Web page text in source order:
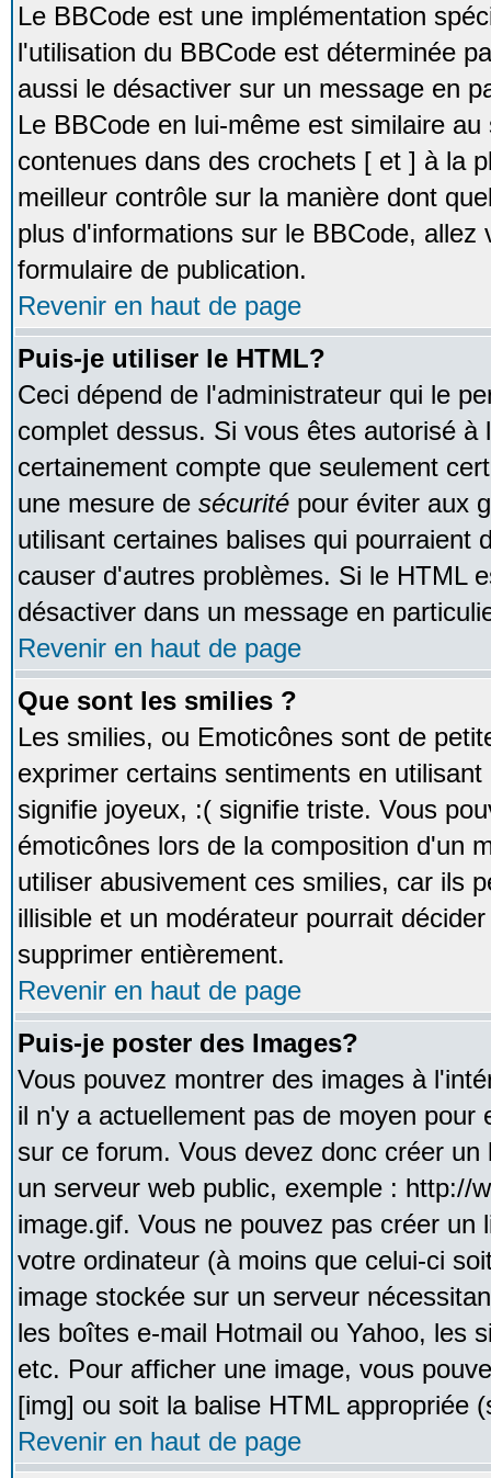
Le BBCode est une implémentation
l'utilisation du BBCode est déterminée
aussi le désactiver sur un message en
Le BBCode en lui-même est similaire
contenues dans des crochets [ et ] à la
meilleur contrôle sur la manière dont
plus d'informations sur le BBCode,
formulaire de publication.
Revenir en haut de page
Puis-je utiliser le HTML?
Ceci dépend de l'administrateur qui le
complet dessus. Si vous êtes autorisé à
certainement compte que seulement
une mesure de sécurité pour éviter aux
utilisant certaines balises qui pourraient
causer d'autres problèmes. Si le HTML
désactiver dans un message en
Revenir en haut de page
Que sont les smilies ?
Les smilies, ou Emoticônes sont de
exprimer certains sentiments en
signifie joyeux, :( signifie triste. Vous
émoticônes lors de la composition d'un
utiliser abusivement ces smilies, car ils
illisible et un modérateur pourrait
supprimer entièrement.
Revenir en haut de page
Puis-je poster des Images?
Vous pouvez montrer des images à
il n'y a actuellement pas de moyen pour
sur ce forum. Vous devez donc créer
un serveur web public, exemple : http://
image.gif. Vous ne pouvez pas créer un
votre ordinateur (à moins que celui-ci
image stockée sur un serveur
les boîtes e-mail Hotmail ou Yahoo, les
etc. Pour afficher une image, vous
[img] ou soit la balise HTML appropriée
Revenir en haut de page